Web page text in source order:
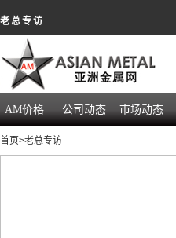
老总专访
AM价格 公司动态 市场动态
首页>老总专访